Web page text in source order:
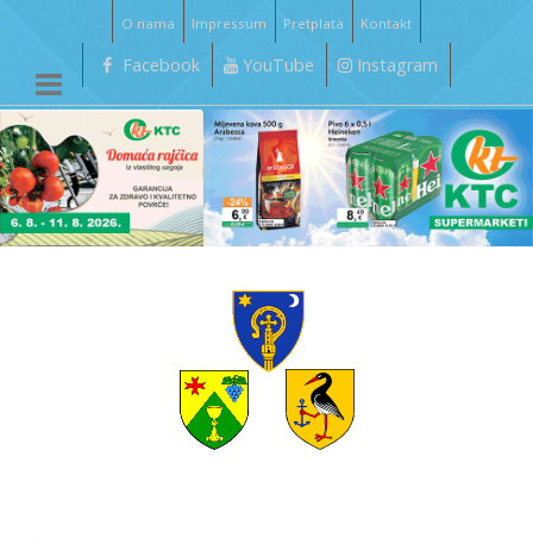
O nama Impressum Pretplata Kontakt
Facebook YouTube Instagram